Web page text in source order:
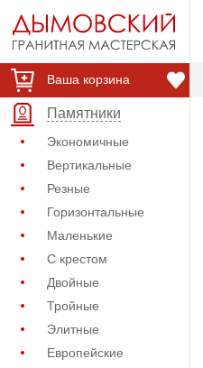
Ваша корзина
Памятники
Экономичные
Вертикальные
Резные
Горизонтальные
Маленькие
С крестом
Двойные
Тройные
Элитные
Европейские